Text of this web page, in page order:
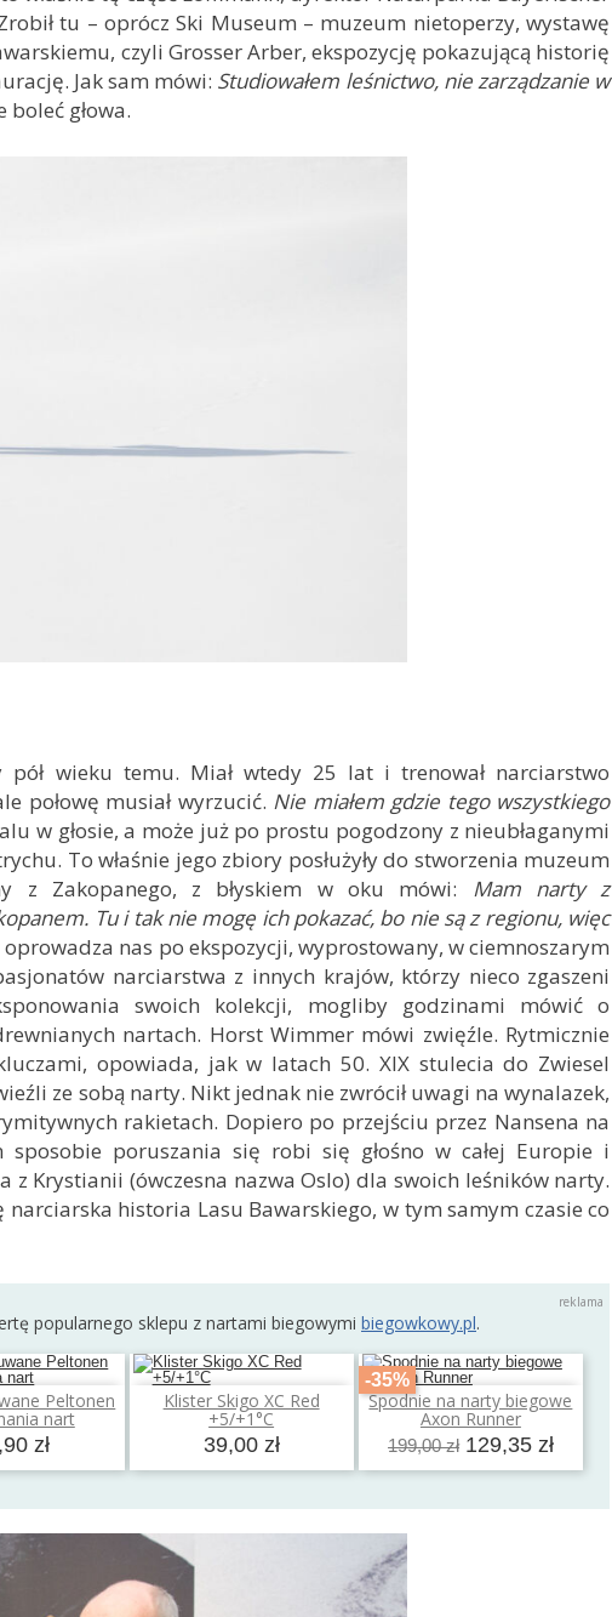
tu – oprócz Ski Museum – muzeum nietoperzy, wystawę
czyli Grosser Arber, ekspozycję pokazującą historię
Jak sam mówi: Studiowałem leśnictwo, nie zarządzanie w
głowa.
pół wieku temu. Miał wtedy 25 lat i trenował narciarstwo
połowę musiał wyrzucić. Nie miałem gdzie tego wszystkiego
w głosie, a może już po prostu pogodzony z nieubłaganymi
To właśnie jego zbiory posłużyły do stworzenia muzeum
z Zakopanego, z błyskiem w oku mówi:
Mam narty z
Tu i tak nie mogę ich pokazać, bo nie są z regionu, więc
oprowadza nas po ekspozycji, wyprostowany, w ciemnoszarym
narciarstwa z innych krajów, którzy nieco zgaszeni
swoich kolekcji, mogliby godzinami mówić o
nartach. Horst Wimmer mówi zwięźle. Rytmicznie
opowiada, jak w latach 50. XIX stulecia do Zwiesel
ze sobą narty. Nikt jednak nie zwrócił uwagi na wynalazek,
rakietach. Dopiero po przejściu przez Nansena na
poruszania się robi się głośno w całej Europie i
z Krystianii (ówczesna nazwa Oslo) dla swoich leśników narty.
narciarska historia Lasu Bawarskiego, w tym samym czasie co
popularnego sklepu z nartami biegowymi biegowkowy.pl.
Peltonen
nart
zł
do koszyka Klister Skigo XC Red
+5/+1°C
39,00 zł
Dodaj do koszyka
-35%
Spodnie na narty biegowe
Axon Runner
199,00 zł 129,35 zł
Dodaj do koszyka